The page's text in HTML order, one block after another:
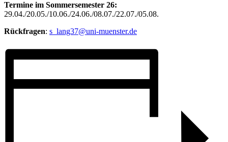
Termine im Sommersemester 26:
29.04./20.05./10.06./24.06./08.07./22.07./05.08.
Rückfragen: s_lang37@uni-muenster.de